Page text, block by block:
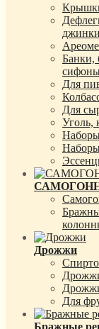
джинки
Банки,
Для
Для
Уголь,
Дрожжи
Для